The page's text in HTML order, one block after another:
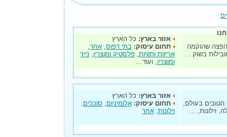
שהוקמה
אזור בארץ: כל הארץ
תחום עיסוק: בתי דפוס, אחר,
אריזות ותוויות, פלסטיק ומוצריו, נייר
ומוצריו, ועוד...
הטובים בעולם,
וילונות, ...
אזור בארץ: כל הארץ
תחום עיסוק: אלומיניום, סוככים,
וילונות, אחר